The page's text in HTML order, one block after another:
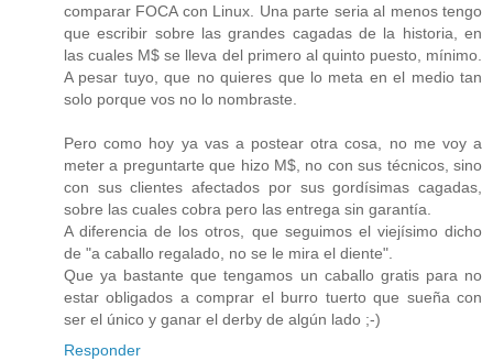
comparar FOCA con Linux. Una parte seria al menos tengo
que escribir sobre las grandes cagadas de la historia, en
las cuales M$ se lleva del primero al quinto puesto, mínimo.
A pesar tuyo, que no quieres que lo meta en el medio tan
solo porque vos no lo nombraste.
Pero como hoy ya vas a postear otra cosa, no me voy a
meter a preguntarte que hizo M$, no con sus técnicos, sino
con sus clientes afectados por sus gordísimas cagadas,
sobre las cuales cobra pero las entrega sin garantía.
A diferencia de los otros, que seguimos el viejísimo dicho
de "a caballo regalado, no se le mira el diente".
Que ya bastante que tengamos un caballo gratis para no
estar obligados a comprar el burro tuerto que sueña con
ser el único y ganar el derby de algún lado ;-)
Responder